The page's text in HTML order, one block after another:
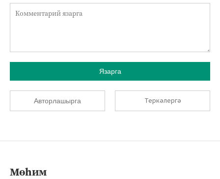
Язарга
Авторлашырга Теркәлергә
Мөһим